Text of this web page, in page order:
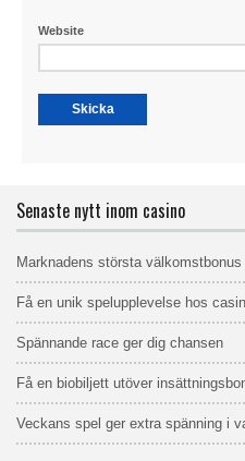
Website
Senaste nytt inom casino
Marknadens största
Få en unik spelupplevelse hos
Spännande race ger dig chansen
Få en biobiljett utöver
Veckans spel ger extra spänning i